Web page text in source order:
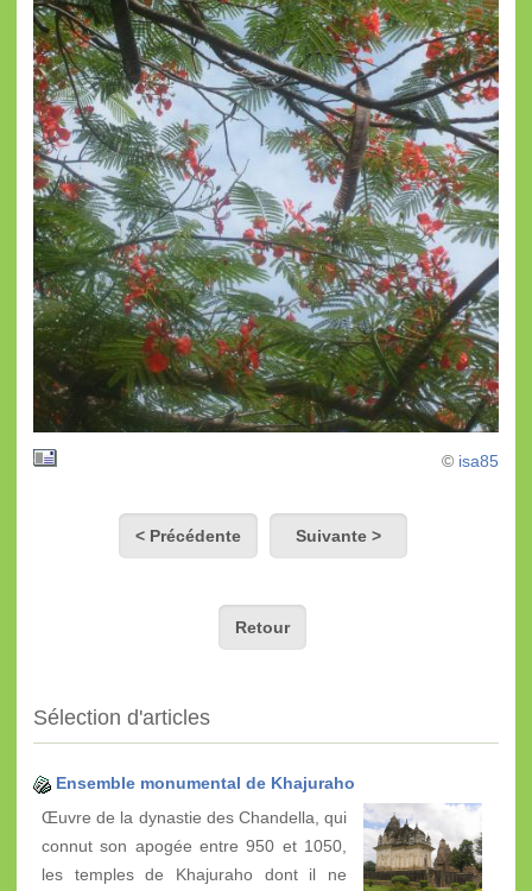
© isa85
< Précédente Suivante >
Retour
Sélection d'articles
Ensemble monumental de Khajuraho
Œuvre de la dynastie des Chandella, qui
connut son apogée entre 950 et 1050,
les temples de Khajuraho dont il ne